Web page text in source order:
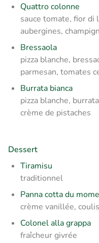
Quattro colonne
sauce tomate, fior di
aubergines,
Bressaola
pizza blanche,
parmesan, tomates
Burrata bianca
pizza blanche,
crème de pistaches
Dessert
Tiramisu
traditionnel
Panna cotta du
crème vanillée,
Colonel alla grappa
fraîcheur givrée